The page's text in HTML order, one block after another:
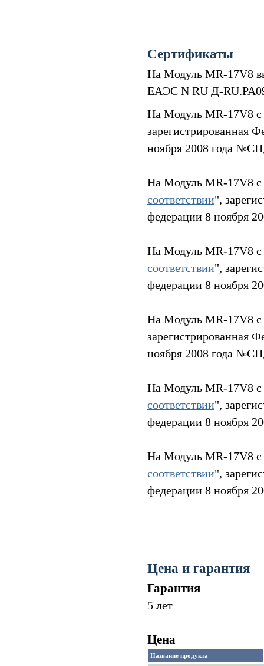
Сертификаты
На Модуль MR-17V8
ЕАЭС N RU Д-
На Модуль MR-17V8 с
зарегистрированная
ноября 2008 года
На Модуль MR-17V8 с
соответствии",
федерации 8 ноября
На Модуль MR-17V8
соответствии",
федерации 8 ноября
На Модуль MR-17V8 с
зарегистрированная
ноября 2008 года
На Модуль MR-17V8 с
соответствии",
федерации 8 ноября
На Модуль MR-17V8 с
соответствии",
федерации 8 ноября
Цена и гарантия
Гарантия
5 лет
Цена
Название продукта